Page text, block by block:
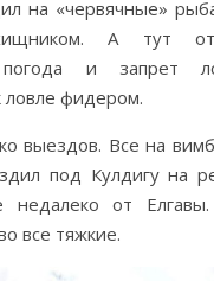
А тут
погода и запрет
ловле фидером.
выездов. Все на
под Кулдигу на
недалеко от
все тяжкие.